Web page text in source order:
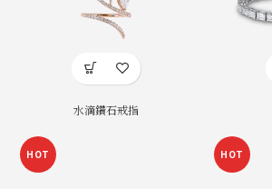
水滴鑽石戒指
HOT HOT